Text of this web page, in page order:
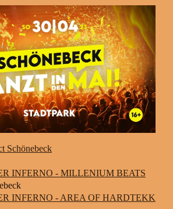
Schönebeck
INFERNO - MILLENIUM BEATS
INFERNO - AREA OF HARDTEKK